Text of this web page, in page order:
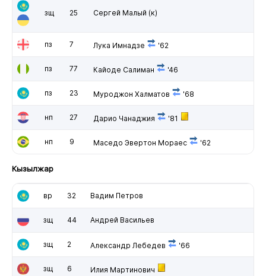
зщ 25 Сергей Малый (к)
пз 7 Лука Имнадзе '62
пз 77 Кайоде Салиман '46
пз 23 Муроджон Халматов '68
нп 27 Дарио Чанаджия '81
нп 9 Маседо Эвертон Мораес '62
Кызылжар
вр 32 Вадим Петров
зщ 44 Андрей Васильев
зщ 2 Александр Лебедев '66
зщ 6 Илия Мартинович